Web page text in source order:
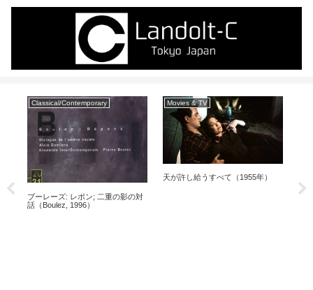
Classical/Contemporary
ブーレーズ: レポン; 二重の影の対
話（Boulez, 1996）
Movies & TV
天が許し給うすべて（1955年）